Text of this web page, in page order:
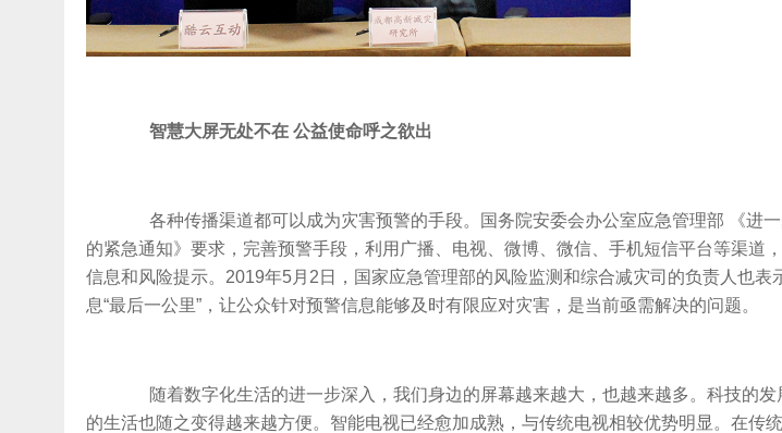
智慧大屏无处不在 公益使命呼之欲出
各种传播渠道都可以成为灾害预警的手段。国务院安委会办公室应急管理部 《进
的紧急通知》要求，完善预警手段，利用广播、电视、微博、微信、手机短信平台等渠道
信息和风险提示。2019年5月2日，国家应急管理部的风险监测和综合减灾司的负责人也表
息“最后一公里”，让公众针对预警信息能够及时有限应对灾害，是当前亟需解决的问题。
随着数字化生活的进一步深入，我们身边的屏幕越来越大，也越来越多。科技的发
的生活也随之变得越来越方便。智能电视已经愈加成熟，与传统电视相较优势明显。在传